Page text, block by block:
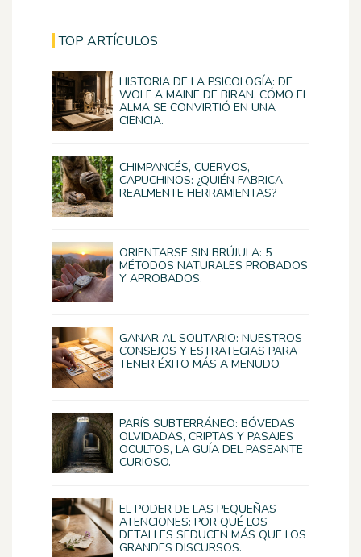
TOP ARTÍCULOS
HISTORIA DE LA PSICOLOGÍA: DE
WOLF A MAINE DE BIRAN, CÓMO EL
ALMA SE CONVIRTIÓ EN UNA
CIENCIA.
CHIMPANCÉS, CUERVOS,
CAPUCHINOS: ¿QUIÉN FABRICA
REALMENTE HERRAMIENTAS?
ORIENTARSE SIN BRÚJULA: 5
MÉTODOS NATURALES PROBADOS
Y APROBADOS.
GANAR AL SOLITARIO: NUESTROS
CONSEJOS Y ESTRATEGIAS PARA
TENER ÉXITO MÁS A MENUDO.
PARÍS SUBTERRÁNEO: BÓVEDAS
OLVIDADAS, CRIPTAS Y PASAJES
OCULTOS, LA GUÍA DEL PASEANTE
CURIOSO.
EL PODER DE LAS PEQUEÑAS
ATENCIONES: POR QUÉ LOS
DETALLES SEDUCEN MÁS QUE LOS
GRANDES DISCURSOS.